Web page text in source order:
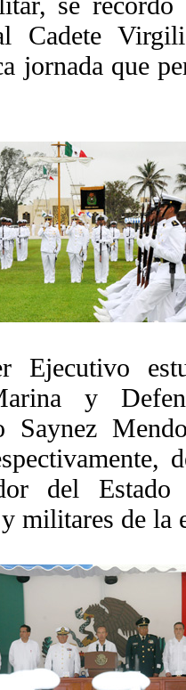
Cadete
jornada que
Ejecutivo
y
Saynez
del
militares de la